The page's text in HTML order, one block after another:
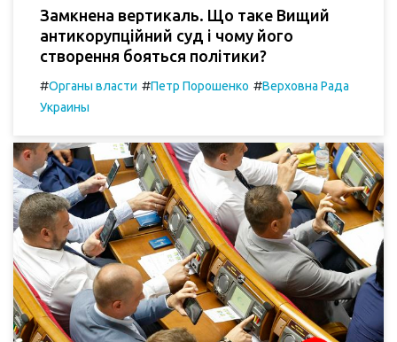
Замкнена вертикаль. Що таке Вищий
антикорупційний суд і чому його
створення бояться політики?
#Органы власти #Петр Порошенко #Верховна Рада
Украины